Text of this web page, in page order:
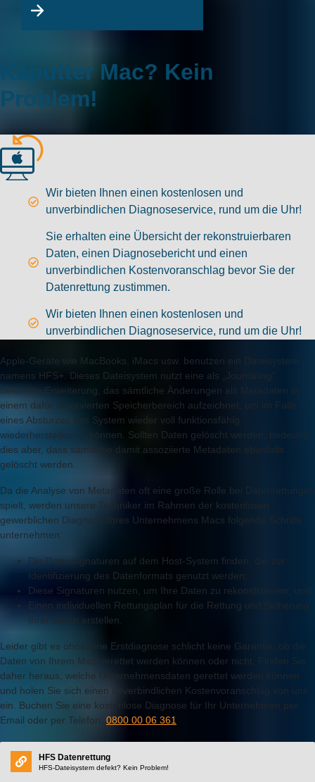
Kaputter Mac? Kein
Problem!
Wir bieten Ihnen einen kostenlosen und
unverbindlichen Diagnoseservice, rund um die Uhr!
Sie erhalten eine Übersicht der rekonstruierbaren
Daten, einen Diagnosebericht und einen
unverbindlichen Kostenvoranschlag bevor Sie der
Datenrettung zustimmen.
Wir bieten Ihnen einen kostenlosen und
unverbindlichen Diagnoseservice, rund um die Uhr!
Apple-Geräte wie MacBooks, iMacs usw. benutzen ein Dateisystem
namens HFS+. Dieses Dateisystem nutzt eine als „Journaling“
bekannte Erweiterung, das sämtliche Änderungen als Metadaten in
einem dafür reservierten Speicherbereich aufzeichnet, um im Falle
eines Absturzes das System wieder voll funktionsfähig
wiederherstellen zu können. Sollten Daten gelöscht werden, bedeutet
dies aber, dass sämtliche damit assoziierte Metadaten ebenfalls
gelöscht werden.
Da die Analyse von Metadaten oft eine große Rolle bei Datenrettungen
spielt, werden unsere Techniker im Rahmen der kostenlosen
gewerblichen Diagnose Ihres Unternehmens Macs folgende Schritte
unternehmen:
Die Datensignaturen auf dem Host-System finden, die zur
Identifizierung des Datenformats genutzt werden;
Diese Signaturen nutzen, um Ihre Daten zu rekonstruieren; und
Einen individuellen Rettungsplan für die Rettung und Sicherung
Ihrer Daten erstellen.
Leider gibt es ohne eine Erstdiagnose schlicht keine Garantie, ob die
Daten von Ihrem Mac gerettet werden können oder nicht. Finden Sie
daher heraus, welche Unternehmensdaten gerettet werden können
und holen Sie sich einen unverbindlichen Kostenvoranschlag von uns
ein. Buchen Sie eine kostenlose Diagnose für Ihr Unternehmen per
Email oder per Telefon: 0800 00 06 361
HFS Datenrettung
HFS-Dateisystem defekt? Kein Problem!